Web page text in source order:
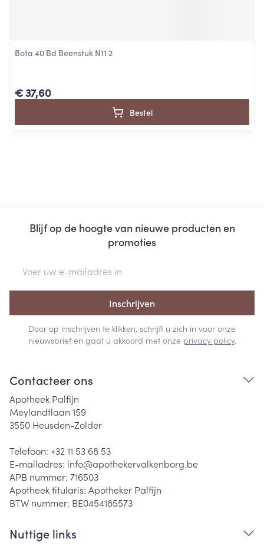
Bota 40 Bd Beenstuk N11 2
€ 37,60
Bestel
Blijf op de hoogte van nieuwe producten en
promoties
Inschrijven
Door op inschrijven te klikken, schrijft u zich in voor onze
nieuwsbrief en gaat u akkoord met onze privacy policy.
Contacteer ons
Apotheek Palfijn
Meylandtlaan 159
3550 Heusden-Zolder
Telefoon: +32 11 53 68 53
E-mailadres: info@apothekervalkenborg.be
APB nummer: 716503
Apotheek titularis: Apotheker Palfijn
BTW nummer: BE0454185573
Nuttige links